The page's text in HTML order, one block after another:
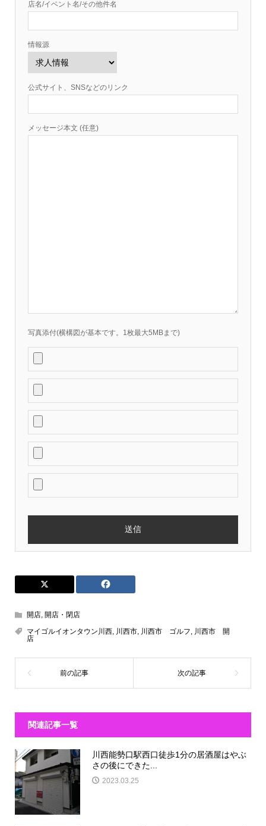
店名/イベント名/その他件名
情報源
公式サイト、SNSなどのリンク
メッセージ本文 (任意)
写真添付(横構図が基本です。1枚最大5MBまで)
開店, 開店・閉店
マイゴルイオンタウン川西, 川西市, 川西市 ゴルフ, 川西市 開
店
関連記事一覧
川西能勢口駅西口徒歩1分の居酒屋はやぶ
さの後にできた...
2023.03.25